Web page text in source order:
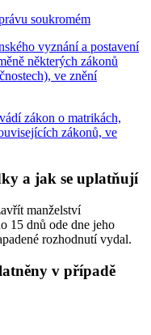
soukromém
vyznání a postavení
některých zákonů
ve znění
zákon o matrikách,
zákonů, ve
a jak se uplatňují
manželství
15 dnů ode dne jeho
rozhodnutí vydal.
v případě